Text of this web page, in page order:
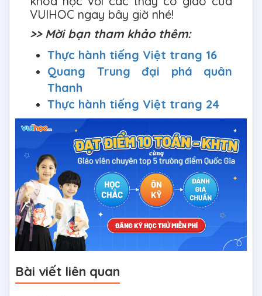
VUIHOC ngay bây giờ nhé!
>> Mời bạn tham khảo thêm:
Thực hành tiếng Việt trang 16
Quang Trung đại phá quân
Thanh
Thực hành tiếng Việt trang 24
Bài viết liên quan